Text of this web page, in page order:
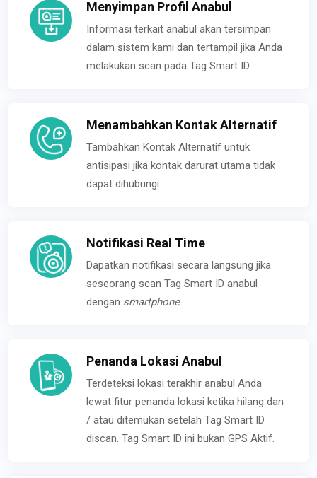
Menyimpan Profil Anabul
Informasi terkait anabul akan tersimpan
dalam sistem kami dan tertampil jika Anda
melakukan scan pada Tag Smart ID.
Menambahkan Kontak Alternatif
Tambahkan Kontak Alternatif untuk
antisipasi jika kontak darurat utama tidak
dapat dihubungi.
Notifikasi Real Time
Dapatkan notifikasi secara langsung jika
seseorang scan Tag Smart ID anabul
dengan smartphone.
Penanda Lokasi Anabul
Terdeteksi lokasi terakhir anabul Anda
lewat fitur penanda lokasi ketika hilang dan
/ atau ditemukan setelah Tag Smart ID
discan. Tag Smart ID ini bukan GPS Aktif.